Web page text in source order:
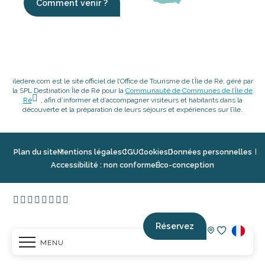
MENU
Réservez
Comment venir ?
iledere.com est le site officiel de l’Office de Tourisme de l’Île de Ré, géré par
la SPL Destination Île de Ré pour la Communauté de Communes de l’Île de
Ré
, afin d’informer et d’accompagner visiteurs et habitants dans la
découverte et la préparation de leurs séjours et expériences sur l’île.
Plan du siteMentions légalesCGUCookiesDonnées personnelles
Accessibilité : non conformeÉco-conception